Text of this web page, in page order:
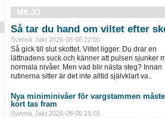
MILJÖ
Så tar du hand om viltet efter
Svensk Jakt 2026-08-06 22:00
Så gick till slut skottet. Viltet ligger. Du drar en
lättnadens suck och känner att pulsen sjunker
normala nivåer. Men vad blir ­nästa steg? Innan
rutinerna sitter är det inte alltid självklart va..
Nya miniminivåer för vargstammen
kort tas fram
Svensk Jakt 2026-08-06 15:05